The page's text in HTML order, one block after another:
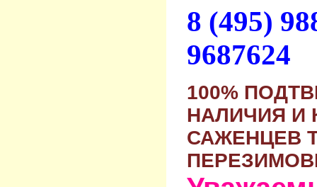
8 (495)
9687624
100%
НАЛИЧИЯ И
САЖЕНЦЕВ